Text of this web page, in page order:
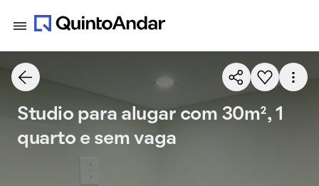
Studio para alugar com 30m², 1
quarto e sem vaga